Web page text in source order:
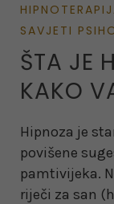
SAVJETI
ŠTA JE
KAKO
Hipnoza je
povišene
pamtivijeka.
riječi za san